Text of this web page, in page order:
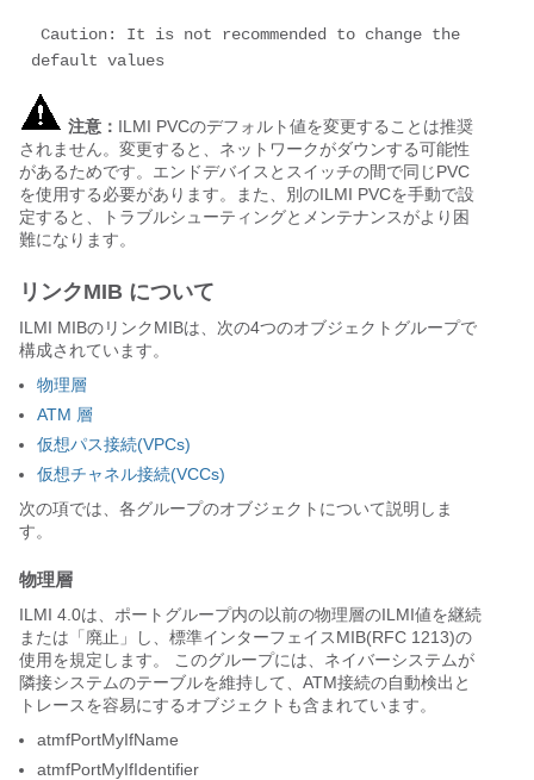
注意： ILMI PVCのデフォルト値を変更することは推奨
されません。変更すると、ネットワークがダウンする可能性
があるためです。エンドデバイスとスイッチの間で同じPVC
を使用する必要があります。また、別のILMI PVCを手動で設
定すると、トラブルシューティングとメンテナンスがより困
難になります。
リンクMIB について
ILMI MIBのリンクMIBは、次の4つのオブジェクトグループで
構成されています。
物理層
ATM 層
仮想パス接続(VPCs)
仮想チャネル接続(VCCs)
次の項では、各グループのオブジェクトについて説明しま
す。
物理層
ILMI 4.0は、ポートグループ内の以前の物理層のILMI値を継続
または「廃止」し、標準インターフェイスMIB(RFC 1213)の
使用を規定します。 このグループには、ネイバーシステムが
隣接システムのテーブルを維持して、ATM接続の自動検出と
トレースを容易にするオブジェクトも含まれています。
atmfPortMyIfName
atmfPortMyIfIdentifier